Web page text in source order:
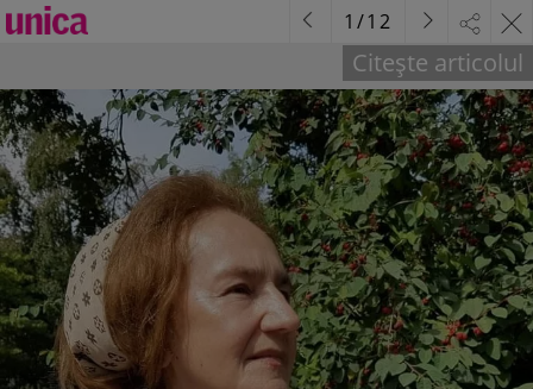
Citește articolul
1 /12